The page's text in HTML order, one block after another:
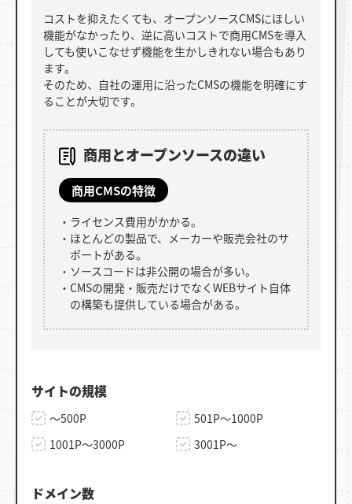
コストを抑えたくても、オープンソースCMSにほしい
機能がなかったり、逆に高いコストで商用CMSを導入
しても使いこなせず機能を生かしきれない場合もあり
ます。
そのため、自社の運用に沿ったCMSの機能を明確にす
ることが大切です。
商用とオープンソースの違い
商用CMSの特徴
ライセンス費用がかかる。
ほとんどの製品で、メーカーや販売会社のサ
ポートがある。
ソースコードは非公開の場合が多い。
CMSの開発・販売だけでなくWEBサイト自体
の構築も提供している場合がある。
サイトの規模
～500P
501P～1000P
1001P～3000P
3001P～
ドメイン数